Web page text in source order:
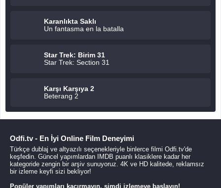
Karanlıkta Saklı
Un fantasma en la batalla
Star Trek: Birim 31
Star Trek: Section 31
Karşı Karşıya 2
Beterang 2
Odfi.tv - En İyi Online Film Deneyimi
Türkçe dublaj ve altyazılı seçenekleriyle binlerce filmi Odfi.tv'de
keşfedin. Güncel yapımlardan IMDB puanlı klasiklere kadar her
kategoride zengin bir arşiv sunuyoruz. 4K ve HD kalitede, reklamsız
bir izleme keyfi sizi bekliyor!
Popüler yapımları kaçırmayın, şimdi izlemeye başlayın!